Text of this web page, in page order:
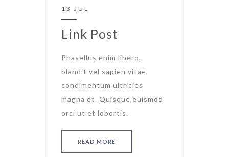
13 JUL
Link Post
Phasellus enim libero,
blandit vel sapien vitae,
condimentum ultricies
magna et. Quisque euismod
orci ut et lobortis.
READ MORE